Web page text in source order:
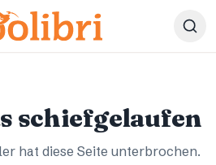
schiefgelaufen
hat diese Seite unterbrochen.